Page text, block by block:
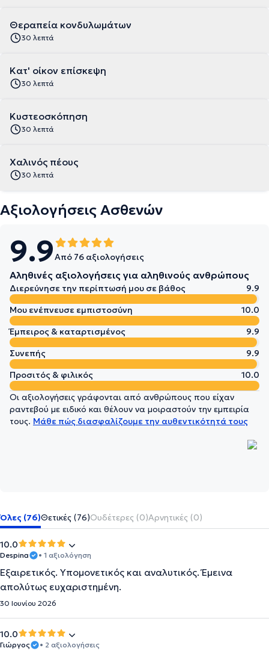
Θεραπεία κονδυλωμάτων
30 λεπτά
Κατ' οίκον επίσκεψη
30 λεπτά
Κυστεοσκόπηση
30 λεπτά
Χαλινός πέους
30 λεπτά
Αξιολογήσεις Ασθενών
9.9Από 76 αξιολογήσεις
Αληθινές αξιολογήσεις για αληθινούς ανθρώπους
Διερεύνησε την περίπτωσή μου σε βάθος
9.9
Μου ενέπνευσε εμπιστοσύνη
10.0
Έμπειρος & καταρτισμένος
9.9
Συνεπής
9.9
Προσιτός & φιλικός
10.0
Οι αξιολογήσεις γράφονται από ανθρώπους που είχαν
ραντεβού με ειδικό και θέλουν να μοιραστούν την εμπειρία
τους. Μάθε πώς διασφαλίζουμε την αυθεντικότητά τους
Όλες (76)Θετικές (76)Ουδέτερες (0)Αρνητικές (0)
10.0
Despina • 1 αξιολόγηση
Εξαιρετικός. Υπομονετικός και αναλυτικός. Έμεινα
απολύτως ευχαριστημένη.
30 Ιουνίου 2026
10.0
Γιώργος • 2 αξιολογήσεις